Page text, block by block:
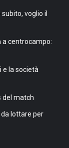
voglio il
a centrocampo:
e la società
del match
da lottare per